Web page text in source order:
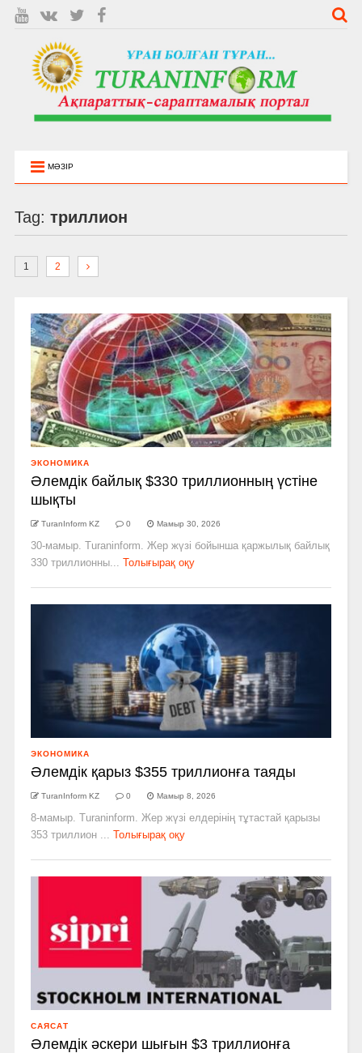
МӘЗІР
Tag: триллион
1 2
ЭКОНОМИКА
Әлемдік байлық $330 триллионның үстіне
шықты
TuranInform KZ 0 Мамыр 30, 2026
30-мамыр. Turaninform. Жер жүзі бойынша қаржылық байлық
330 триллионны...
Толығырақ оқу
ЭКОНОМИКА
Әлемдік қарыз $355 триллионға таяды
TuranInform KZ 0 Мамыр 8, 2026
8-мамыр. Turaninform. Жер жүзі елдерінің тұтастай қарызы
353 триллион ...
Толығырақ оқу
САЯСАТ
Әлемдік әскери шығын $3 триллионға